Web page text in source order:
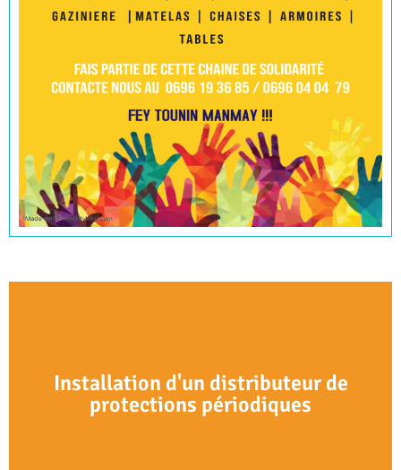
Installation d'un distributeur de
protections périodiques